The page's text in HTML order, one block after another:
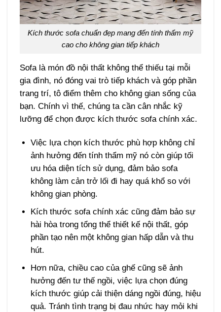
Kích thước sofa chuẩn đẹp mang đến tính thẩm mỹ
cao cho không gian tiếp khách
Sofa là món đồ nội thất không thể thiếu tại mỗi
gia đình, nó đóng vai trò tiếp khách và góp phần
trang trí, tô điểm thêm cho không gian sống của
bạn. Chính vì thế, chúng ta cần cân nhắc kỹ
lưỡng để chọn được kích thước sofa chính xác.
Việc lựa chọn kích thước phù hợp không chỉ
ảnh hưởng đến tính thẩm mỹ nó còn giúp tối
ưu hóa diện tích sử dụng, đảm bảo sofa
không làm cản trở lối đi hay quá khổ so với
không gian phòng.
Kích thước sofa chính xác cũng đảm bảo sự
hài hòa trong tổng thể thiết kế nội thất, góp
phần tạo nên một không gian hấp dẫn và thu
hút.
Hơn nữa, chiều cao của ghế cũng sẽ ảnh
hưởng đến tư thế ngồi, việc lựa chọn đúng
kích thước giúp cải thiện dáng ngồi đúng, hiệu
quả. Tránh tình trạng bị đau nhức hay mỏi khi